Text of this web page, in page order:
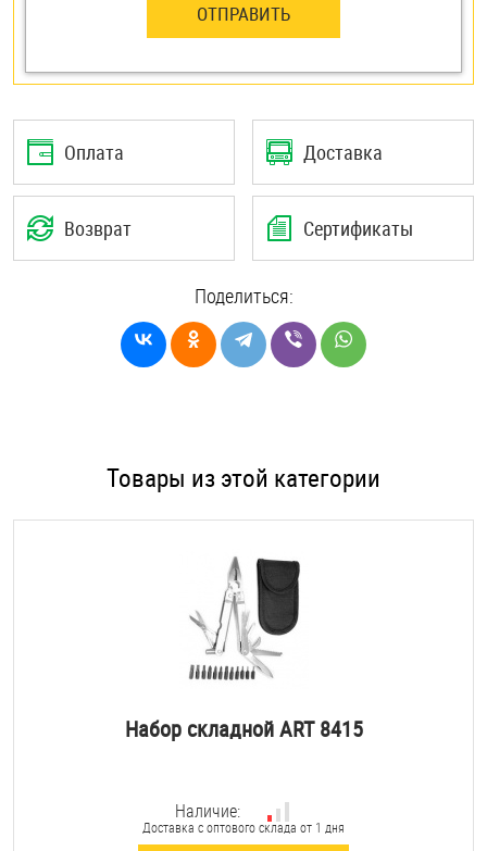
ОТПРАВИТЬ
Оплата Доставка
Возврат Сертификаты
Поделиться:
Товары из этой категории
Набор складной ART 8415
Наличие:
Доставка с оптового склада от 1 дня